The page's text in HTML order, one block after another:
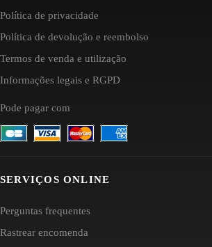
Política de privacidade
Política de devolução e reembolso
Termos de venda e utilização
Informações legais e RGPD
Pode pagar com
SERVIÇOS ONLINE
Perguntas frequentes
Rastrear encomenda